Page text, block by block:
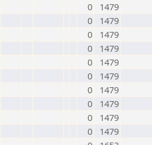
0
1479
0
1479
0
1479
0
1479
0
1479
0
1479
0
1479
0
1479
0
1479
0
1479